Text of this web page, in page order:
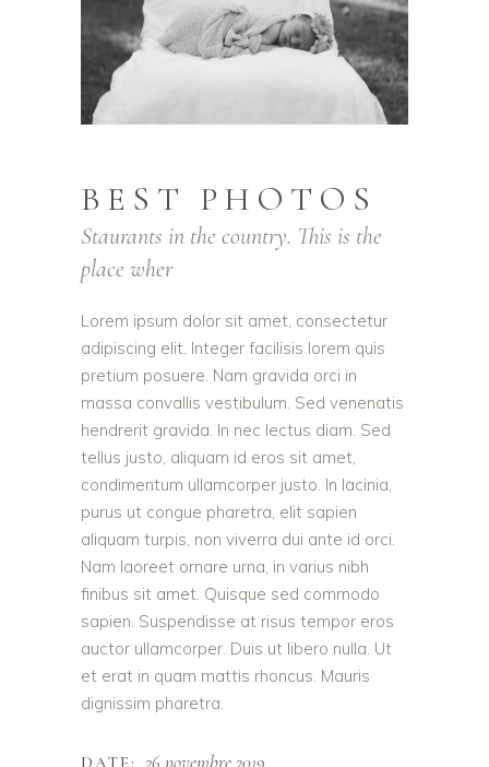
BEST PHOTOS
Staurants in the country. This is the
place wher
Lorem ipsum dolor sit amet, consectetur
adipiscing elit. Integer facilisis lorem quis
pretium posuere. Nam gravida orci in
massa convallis vestibulum. Sed venenatis
hendrerit gravida. In nec lectus diam. Sed
tellus justo, aliquam id eros sit amet,
condimentum ullamcorper justo. In lacinia,
purus ut congue pharetra, elit sapien
aliquam turpis, non viverra dui ante id orci.
Nam laoreet ornare urna, in varius nibh
finibus sit amet. Quisque sed commodo
sapien. Suspendisse at risus tempor eros
auctor ullamcorper. Duis ut libero nulla. Ut
et erat in quam mattis rhoncus. Mauris
dignissim pharetra.
DATE: 26 novembre 2019